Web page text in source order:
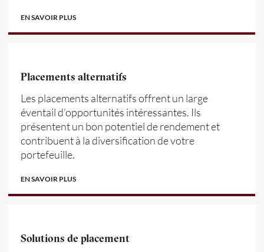
EN SAVOIR PLUS
Placements alternatifs
Les placements alternatifs offrent un large
éventail d’opportunités intéressantes. Ils
présentent un bon potentiel de rendement et
contribuent à la diversification de votre
portefeuille.
EN SAVOIR PLUS
Solutions de placement